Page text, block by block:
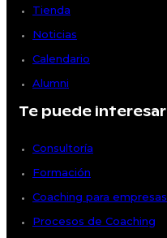
Tienda
Noticias
Calendario
Alumni
Te puede interesar
Consultoría
Formación
Coaching para empresas
Procesos de Coaching